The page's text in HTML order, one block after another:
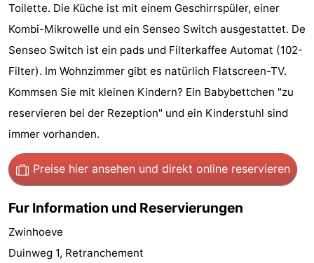
Bad
Cadzand
Hoogduin
-
Noordzee
Résidence
Cadzand-
Bad
-
Resort
Nieuwvliet-
Bad
-
Schoneveld
-
Strand
Resort
Nieuwvliet-
Bad
-
Waterdunen
-
Zonneweelde
-
Zwinhoeve
Hotels
Toilette. Die Küche ist mit einem Geschirrspüler, einer
Kombi-Mikrowelle und ein Senseo Switch ausgestattet. De
Senseo Switch ist ein pads und Filterkaffee Automat (102-
Filter). Im Wohnzimmer gibt es natürlich Flatscreen-TV.
Kommsen Sie mit kleinen Kindern? Ein Babybettchen "zu
reservieren bei der Rezeption" und ein Kinderstuhl sind
immer vorhanden.
Preise hier ansehen und direkt online reservieren
Fur Information und Reservierungen
Zwinhoeve
Duinweg 1, Retranchement